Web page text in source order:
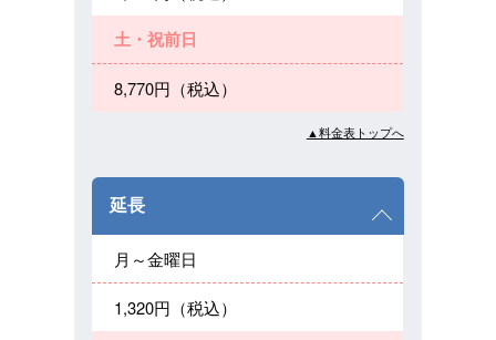
土・祝前日
8,770円（税込）
▲料金表トップへ
延長
月～金曜日
1,320円（税込）